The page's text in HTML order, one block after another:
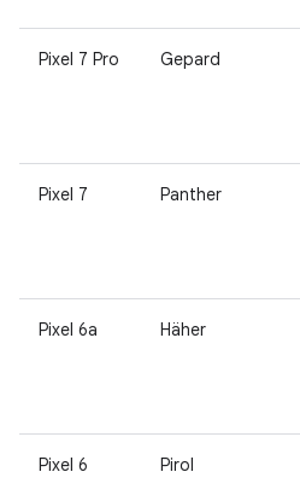
Pixel 7 Pro Gepard
Pixel 7 Panther
Pixel 6a Häher
Pixel 6 Pirol